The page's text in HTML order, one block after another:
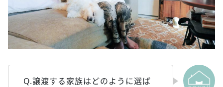
Q.譲渡する家族はどのように選ば